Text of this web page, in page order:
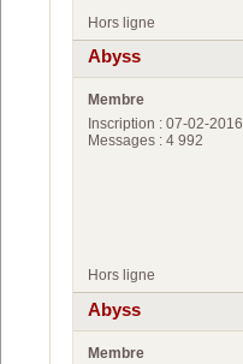
Hors ligne
Abyss
Membre
Inscription : 07-02-2016
Messages : 4 992
Hors ligne
Abyss
Membre